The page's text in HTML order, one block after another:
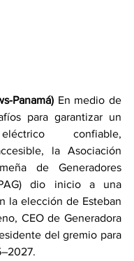
Panamá) En medio de
para garantizar un
confiable,
la Asociación
de Generadores
dio inicio a una
la elección de Esteban
CEO de Generadora
del gremio para